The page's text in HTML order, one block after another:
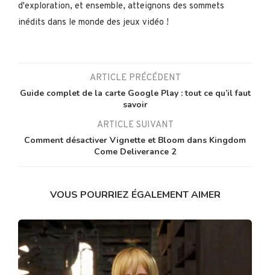
d'exploration, et ensemble, atteignons des sommets
inédits dans le monde des jeux vidéo !
ARTICLE PRÉCÉDENT
Guide complet de la carte Google Play : tout ce qu’il faut
savoir
ARTICLE SUIVANT
Comment désactiver Vignette et Bloom dans Kingdom
Come Deliverance 2
VOUS POURRIEZ ÉGALEMENT AIMER